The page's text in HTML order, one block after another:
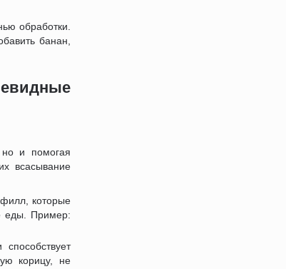
обработки.
банан,
и помогая
всасывание
которые
еды. Пример:
корицу, не